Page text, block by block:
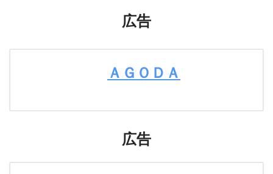
広告
ＡＧＯＤＡ
広告